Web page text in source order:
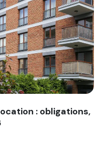
électricité location :
: obligations,